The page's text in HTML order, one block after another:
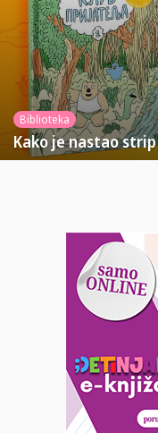
Biblioteka
Kako je nastao